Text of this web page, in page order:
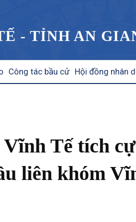
- TỈNH AN
Công tác bầu cử Hội đồng nhân
Tế tích
liên khóm